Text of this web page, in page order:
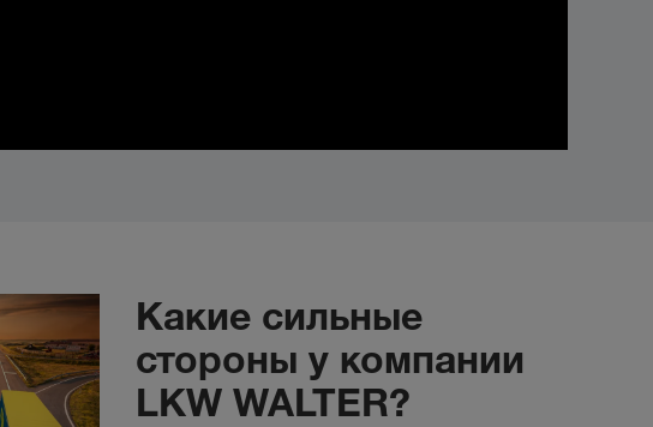
Какие сильные
стороны у компании
LKW WALTER?